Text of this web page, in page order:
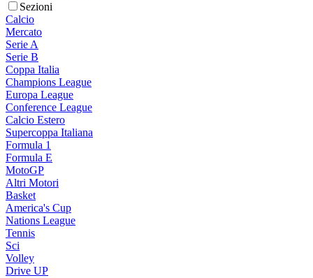
Sezioni
Calcio
Mercato
Serie A
Serie B
Coppa Italia
Champions League
Europa League
Conference League
Calcio Estero
Supercoppa Italiana
Formula 1
Formula E
MotoGP
Altri Motori
Basket
America's Cup
Nations League
Tennis
Sci
Volley
Drive UP